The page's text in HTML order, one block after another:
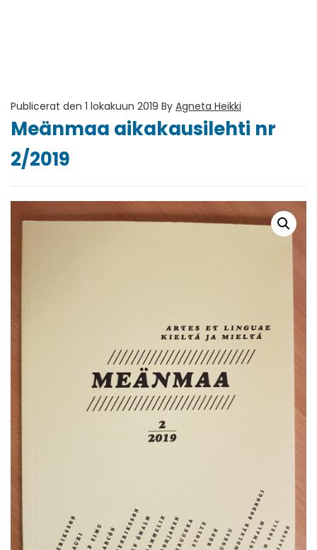
Publicerat den 1 lokakuun 2019 By Agneta Heikki
Meänmaa aikakausilehti nr
2/2019